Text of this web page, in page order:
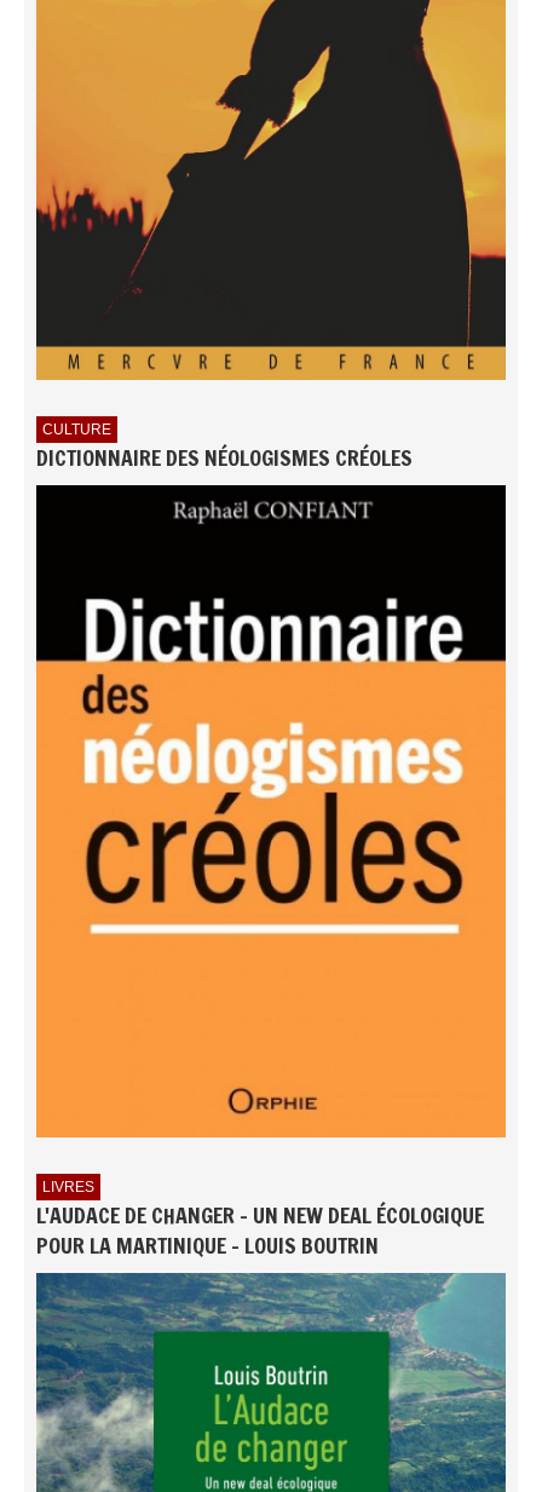
CULTURE
DICTIONNAIRE DES NÉOLOGISMES CRÉOLES
LIVRES
L'AUDACE DE CHANGER - UN NEW DEAL ÉCOLOGIQUE
POUR LA MARTINIQUE - LOUIS BOUTRIN